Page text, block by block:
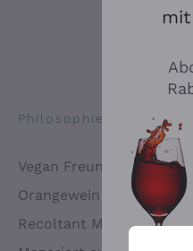
Philosophien
Vegan Freundlich
Orangewein
Recoltant Manipulant